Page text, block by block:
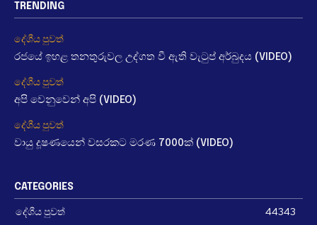
TRENDING
දේශීය පුවත්
රජයේ ඉහළ තනතුරුවල උද්ගත වී ඇති වැටුප් අර්බුදය (VIDEO)
දේශීය පුවත්
අපි වෙනුවෙන් අපි (VIDEO)
දේශීය පුවත්
වායු දූෂණයෙන් වසරකට මරණ 7000ක් (VIDEO)
CATEGORIES
දේශීය පුවත්
44343